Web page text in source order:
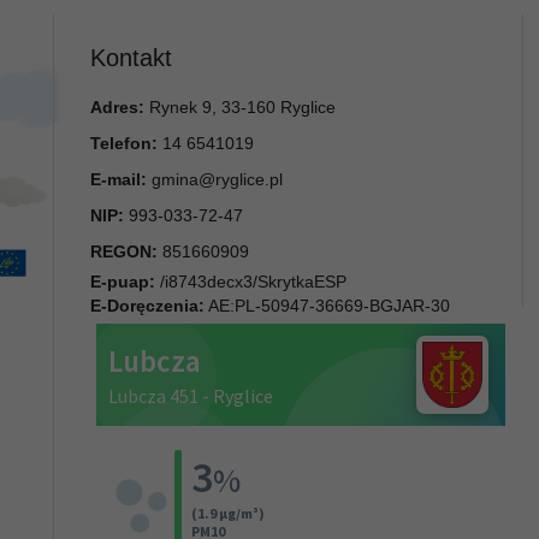
Kontakt
Adres: Rynek 9, 33-160 Ryglice
Telefon: 14 6541019
E-mail: gmina@ryglice.pl
NIP: 993-033-72-47
REGON: 851660909
E-puap: /i8743decx3/SkrytkaESP
E-Doręczenia: AE:PL-50947-36669-BGJAR-30